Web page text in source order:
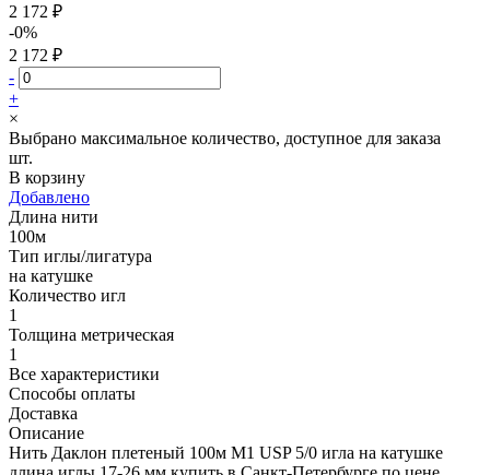
2 172 ₽
-0%
2 172 ₽
-
+
×
Выбрано максимальное количество, доступное для заказа
шт.
В корзину
Добавлено
Длина нити
100м
Тип иглы/лигатура
на катушке
Количество игл
1
Толщина метрическая
1
Все характеристики
Способы оплаты
Доставка
Описание
Нить Даклон плетеный 100м М1 USP 5/0 игла на катушке